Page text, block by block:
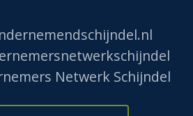
Netwerk Schijndel